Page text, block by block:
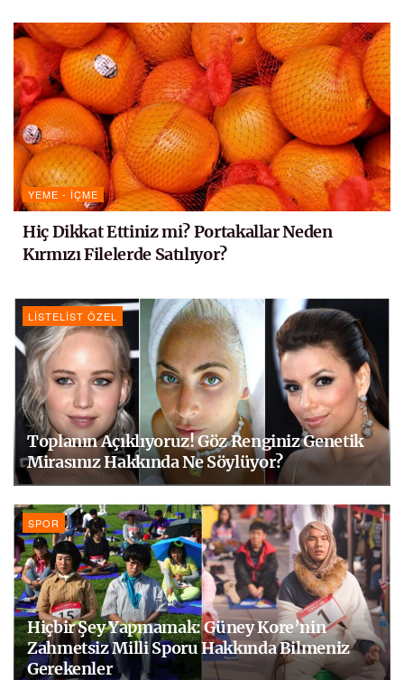
YEME - İÇME
Hiç Dikkat Ettiniz mi? Portakallar Neden
Kırmızı Filelerde Satılıyor?
LISTELIST ÖZEL
Toplanın Açıklıyoruz! Göz Renginiz Genetik
Mirasınız Hakkında Ne Söylüyor?
SPOR
Hiçbir Şey Yapmamak: Güney Kore’nin
Zahmetsiz Milli Sporu Hakkında Bilmeniz
Gerekenler